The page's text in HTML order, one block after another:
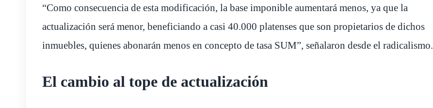
“Como consecuencia de esta modificación, la base imponible aumentará menos, ya que la
actualización será menor, beneficiando a casi 40.000 platenses que son propietarios de dichos
inmuebles, quienes abonarán menos en concepto de tasa SUM”, señalaron desde el radicalismo.
El cambio al tope de actualización